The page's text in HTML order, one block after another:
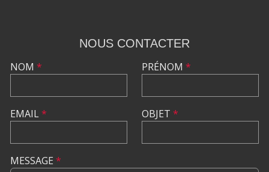
NOUS CONTACTER
NOM *
EMAIL*
PRÉNOM *
OBJET *
MESSAGE *